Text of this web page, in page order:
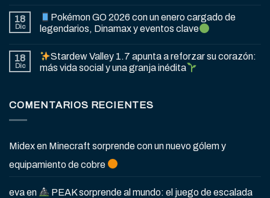
18
Dic
Pokémon GO 2026 con un enero cargado de
legendarios, Dinamax y eventos clave
18
Dic
Stardew Valley 1.7 apunta a reforzar su corazón:
más vida social y una granja inédita
COMENTARIOS RECIENTES
Midexen Minecraft sorprende con un nuevo gólem y
equipamiento de cobre
evaen
PEAK sorprende al mundo: el juego de escalada